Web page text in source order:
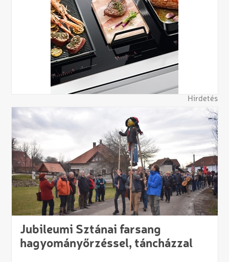
Hirdetés
Jubileumi Sztánai farsang
hagyományőrzéssel, táncházzal